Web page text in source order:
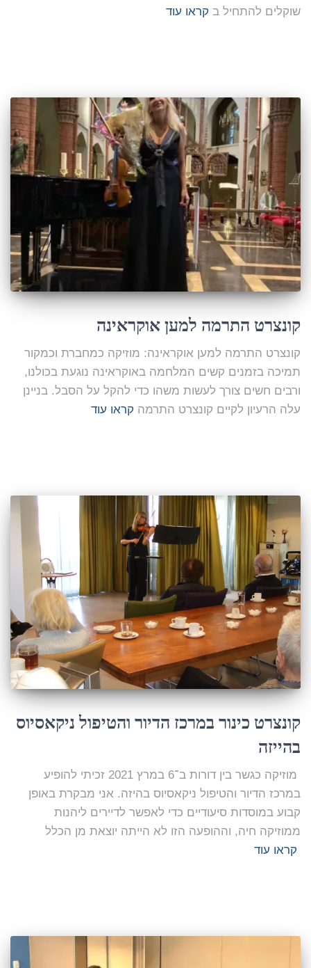
שוקלים להתחיל ב קראו עוד
קונצרט התרמה למען אוקראינה
קונצרט התרמה למען אוקראינה: מוזיקה כמחברת וכמקור
תמיכה בזמנים קשים המלחמה באוקראינה נוגעת בכולנו,
ורבים חשים צורך לעשות משהו כדי להקל על הסבל. בניינן
עלה הרעיון לקיים קונצרט התרמה קראו עוד
קונצרט כינור במרכז הדיור והטיפול ניקאסיוס
בהייזה
מוזיקה כגשר בין דורות ב־6 במרץ 2021 זכיתי להופיע
במרכז הדיור והטיפול ניקאסיוס בהיזה. אני מבקרת באופן
קבוע במוסדות סיעודיים כדי לאפשר לדיירים ליהנות
ממוזיקה חיה, וההופעה הזו לא הייתה יוצאת מן הכלל
קראו עוד